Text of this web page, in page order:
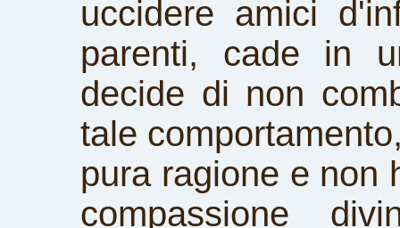
uccidere amici
parenti, cade in
decide di non
tale
pura ragione e non
compassione